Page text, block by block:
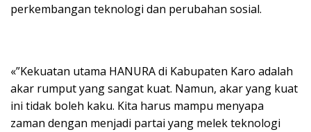
perkembangan teknologi dan perubahan sosial.
«”Kekuatan utama HANURA di Kabupaten Karo adalah
akar rumput yang sangat kuat. Namun, akar yang kuat
ini tidak boleh kaku. Kita harus mampu menyapa
zaman dengan menjadi partai yang melek teknologi